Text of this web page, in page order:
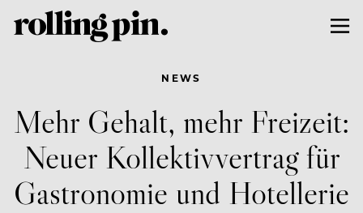
NEWS
Mehr Gehalt, mehr Freizeit:
Neuer Kollektivvertrag für
Gastronomie und Hotellerie